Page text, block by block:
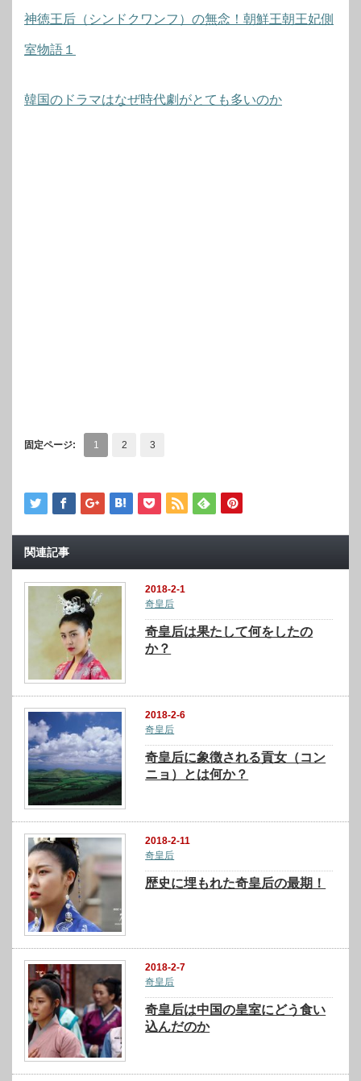
神徳王后（シンドクワンフ）の無念！朝鮮王朝王妃側
室物語１
韓国のドラマはなぜ時代劇がとても多いのか
固定ページ: 1 2 3
関連記事
2018-2-1
奇皇后
奇皇后は果たして何をしたの
か？
2018-2-6
奇皇后
奇皇后に象徴される貢女（コン
ニョ）とは何か？
2018-2-11
奇皇后
歴史に埋もれた奇皇后の最期！
2018-2-7
奇皇后
奇皇后は中国の皇室にどう食い
込んだのか